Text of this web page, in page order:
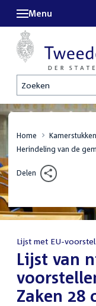
Zoeken
Menu
Home
Kamerstukken
Herindeling van de
Delen
Lijst met EU-
:Lijst van
Zaken 28